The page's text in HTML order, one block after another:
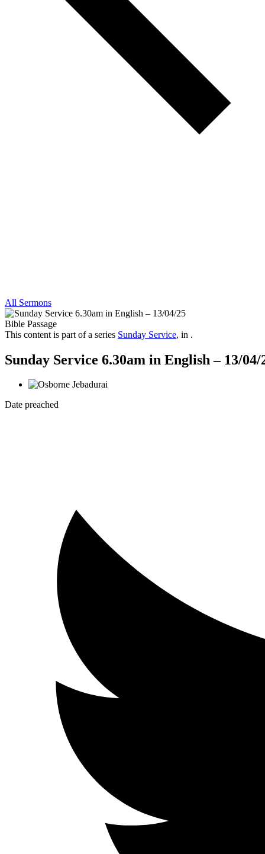
All Sermons
Bible Passage
This content is part of a series Sunday Service, in .
Sunday Service 6.30am in English – 13/04/
Date preached